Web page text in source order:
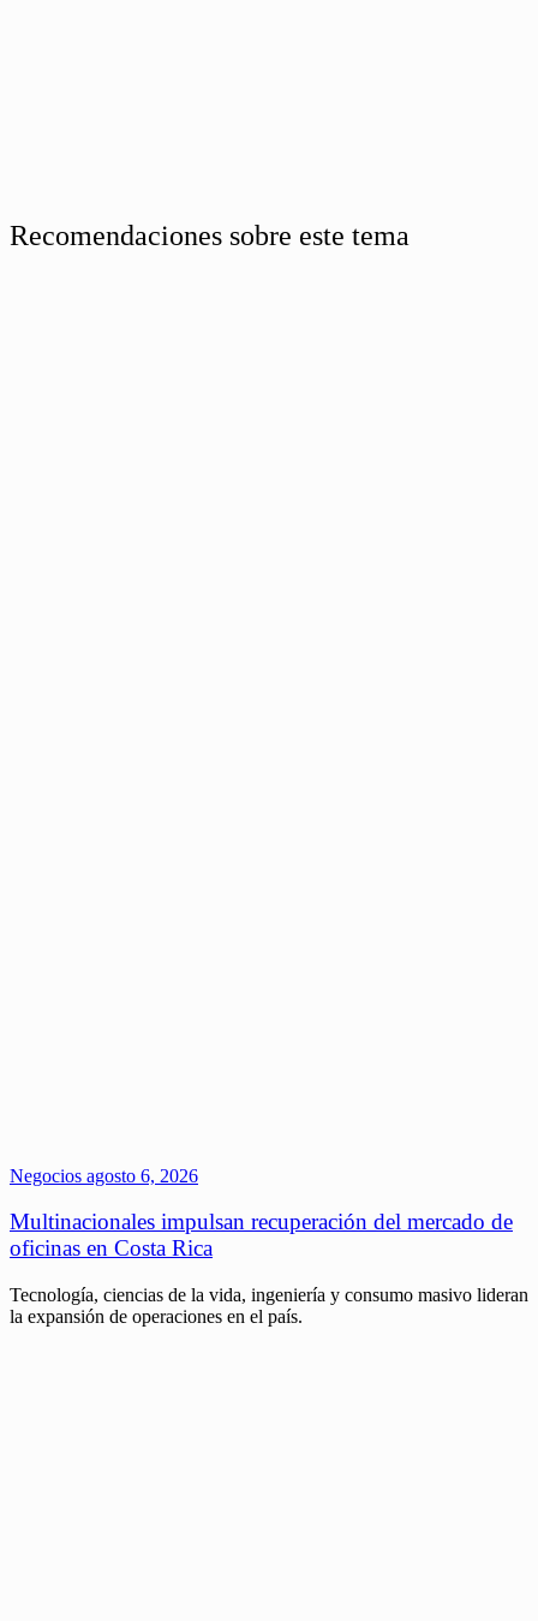
Recomendaciones sobre este tema
Negocios agosto 6, 2026
Multinacionales impulsan recuperación del mercado de
oficinas en Costa Rica
Tecnología, ciencias de la vida, ingeniería y consumo masivo lideran
la expansión de operaciones en el país.